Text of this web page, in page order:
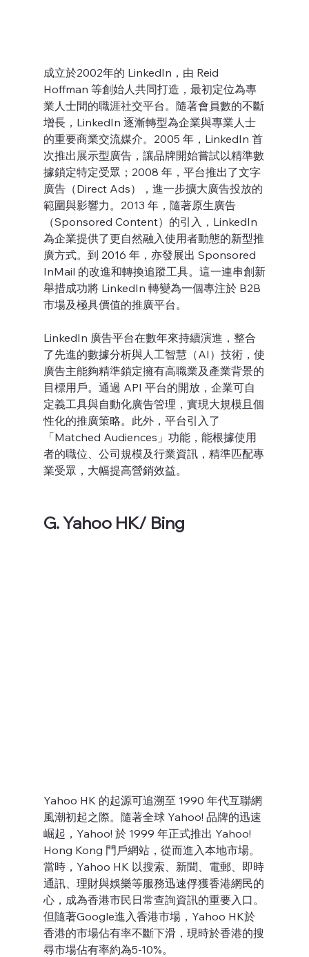
成立於2002年的 LinkedIn，由 Reid
Hoffman 等創始人共同打造，最初定位為專
業人士間的職涯社交平台。隨著會員數的不斷
增長，LinkedIn 逐漸轉型為企業與專業人士
的重要商業交流媒介。2005 年，LinkedIn 首
次推出展示型廣告，讓品牌開始嘗試以精準數
據鎖定特定受眾；2008 年，平台推出了文字
廣告（Direct Ads），進一步擴大廣告投放的
範圍與影響力。2013 年，隨著原生廣告
（Sponsored Content）的引入，LinkedIn
為企業提供了更自然融入使用者動態的新型推
廣方式。到 2016 年，亦發展出 Sponsored
InMail 的改進和轉換追蹤工具。這一連串創新
舉措成功將 LinkedIn 轉變為一個專注於 B2B
市場及極具價值的推廣平台。
LinkedIn 廣告平台在數年來持續演進，整合
了先進的數據分析與人工智慧（AI）技術，使
廣告主能夠精準鎖定擁有高職業及產業背景的
目標用戶。通過 API 平台的開放，企業可自
定義工具與自動化廣告管理，實現大規模且個
性化的推廣策略。此外，平台引入了
「Matched Audiences」功能，能根據使用
者的職位、公司規模及行業資訊，精準匹配專
業受眾，大幅提高營銷效益。
G. Yahoo HK/ Bing
Yahoo HK 的起源可追溯至 1990 年代互聯網
風潮初起之際。隨著全球 Yahoo! 品牌的迅速
崛起，Yahoo! 於 1999 年正式推出 Yahoo!
Hong Kong 門戶網站，從而進入本地市場。
當時，Yahoo HK 以搜索、新聞、電郵、即時
通訊、理財與娛樂等服務迅速俘獲香港網民的
心，成為香港市民日常查詢資訊的重要入口。
但隨著Google進入香港市場，Yahoo HK於
香港的市場佔有率不斷下滑，現時於香港的搜
尋市場佔有率約為5-10%。